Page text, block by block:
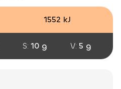
1552 kJ
S: 10 g V: 5 g